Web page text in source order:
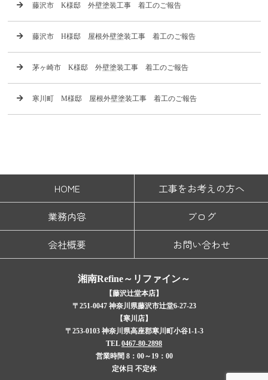
藤沢市 K様邸 外壁塗装工事 着工のご報告
藤沢市 H様邸 屋根外壁塗装工事 着工のご報告
茅ヶ崎市 K様邸 外壁塗装工事 着工のご報告
寒川町 M様邸 屋根外壁塗装工事 着工のご報告
HOME
工事をお考えの方へ
業務内容
ブログ
会社概要
お問い合わせ
湘南Refine～リファイン～
【藤沢辻堂本店】
〒251-0047 神奈川県藤沢市辻堂6-27-23
【寒川店】
〒253-0103 神奈川県高座郡寒川町小谷1-1-3
TEL0467-80-2898
営業時間 8：00～19：00
定休日 不定休